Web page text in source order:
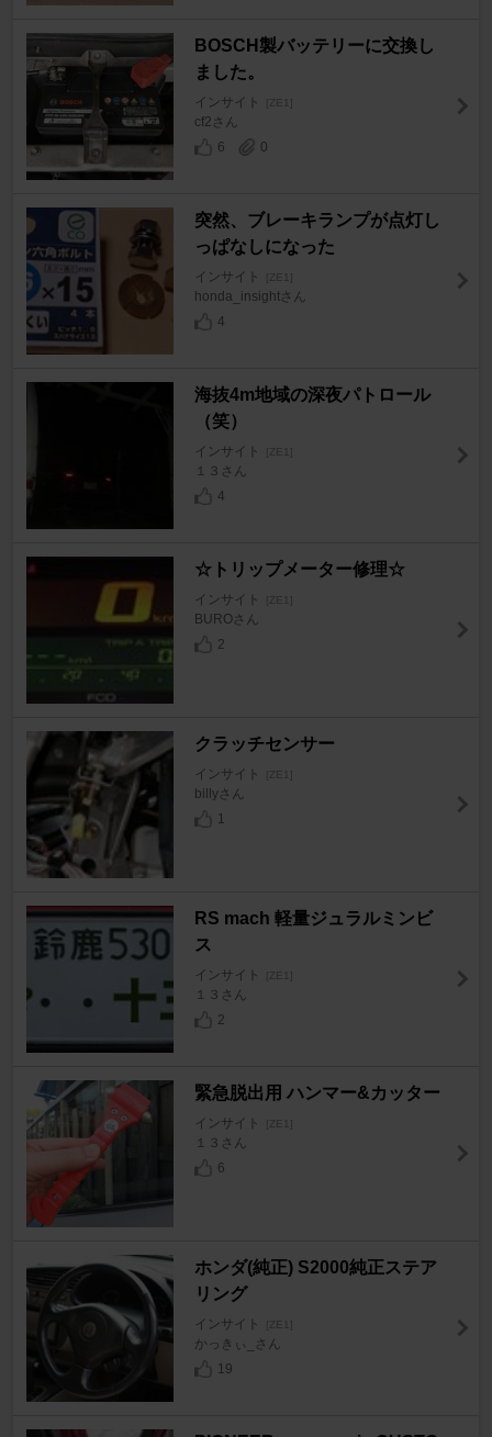
BOSCH製バッテリーに交換し
ました。
インサイト [ZE1]
cf2さん
6
0
突然、ブレーキランプが点灯し
っぱなしになった
インサイト [ZE1]
honda_insightさん
4
海抜4m地域の深夜パトロール
（笑）
インサイト [ZE1]
１３さん
4
☆トリップメーター修理☆
インサイト [ZE1]
BUROさん
2
クラッチセンサー
インサイト [ZE1]
billyさん
1
RS mach 軽量ジュラルミンビ
ス
インサイト [ZE1]
１３さん
2
緊急脱出用 ハンマー&カッター
インサイト [ZE1]
１３さん
6
ホンダ(純正) S2000純正ステア
リング
インサイト [ZE1]
かっきぃ_さん
19